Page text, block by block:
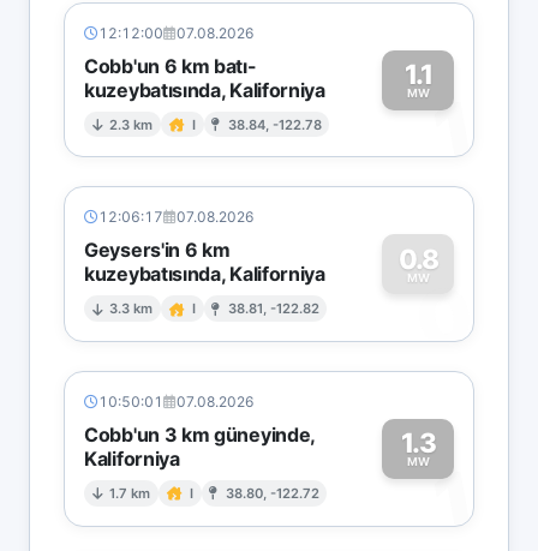
12:12:00 07.08.2026
Cobb'un 6 km batı-
kuzeybatısında, Kaliforniya
2.3 km I 38.84, -122.78
1.1
MW1
12:06:17 07.08.2026
Geysers'in 6 km
kuzeybatısında, Kaliforniya
3.3 km I 38.81, -122.82
0.8
MW
0
10:50:01 07.08.2026
Cobb'un 3 km güneyinde,
Kaliforniya
1.7 km I 38.80, -122.72
1.3
MW1